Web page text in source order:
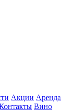
Акции Аренда
Вино